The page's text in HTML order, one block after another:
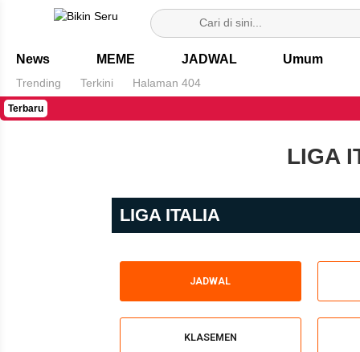
News MEME JADWAL Umum
Trending Terkini Halaman 404
Terbaru
LIGA
LIGA ITALIA
JADWAL
KLASEMEN